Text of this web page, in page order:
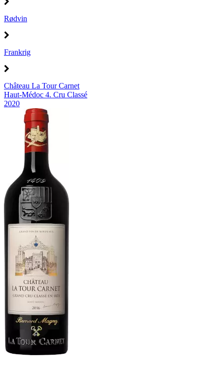
Rødvin
Frankrig
Château La Tour Carnet
Haut-Médoc 4. Cru Classé
2020